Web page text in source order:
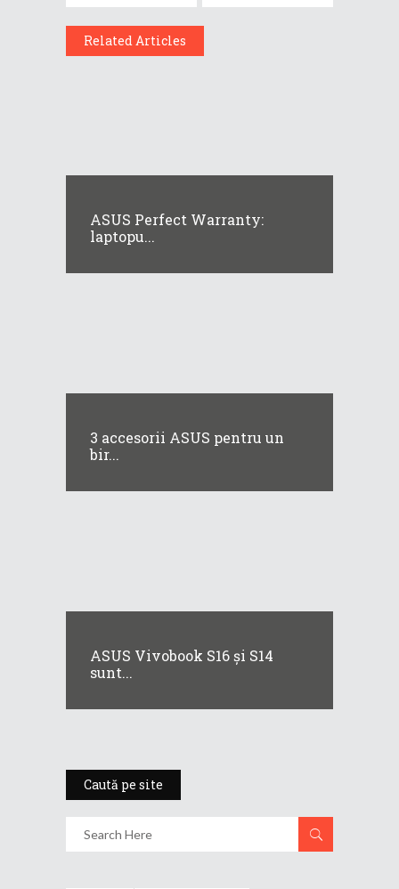
Related Articles
ASUS Perfect Warranty:
laptopu...
3 accesorii ASUS pentru un
bir...
ASUS Vivobook S16 și S14
sunt...
Caută pe site